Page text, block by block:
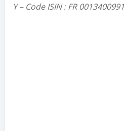
Y–Code ISIN : FR 0013400991